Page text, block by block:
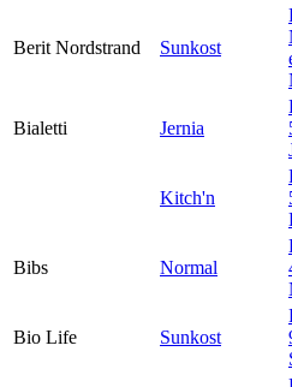
Berit Nordstrand Sunkost
Bialetti Jernia
Kitch'n
Bibs Normal
Bio Life Sunkost